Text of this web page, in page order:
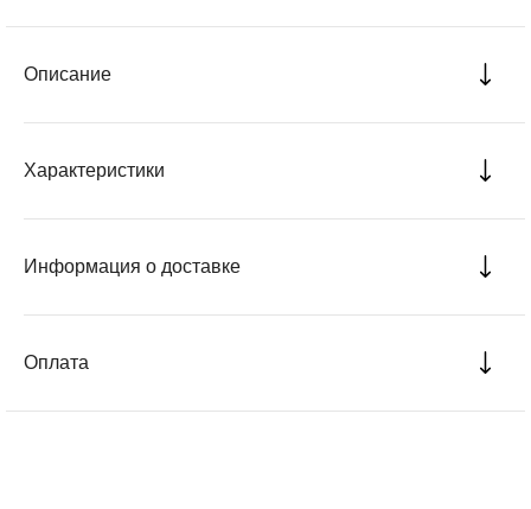
Описание
Характеристики
Информация о доставке
Оплата